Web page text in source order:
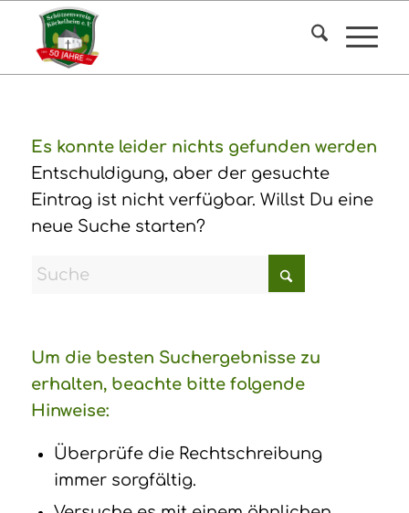
Es konnte leider nichts gefunden werden
Entschuldigung, aber der gesuchte
Eintrag ist nicht verfügbar. Willst Du eine
neue Suche starten?
Um die besten Suchergebnisse zu
erhalten, beachte bitte folgende
Hinweise:
Überprüfe die Rechtschreibung
immer sorgfältig.